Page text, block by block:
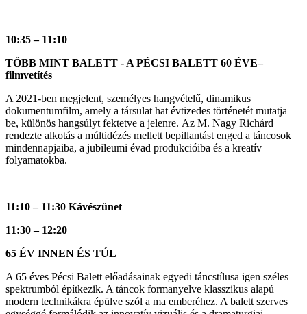
10:35 – 11:10
TÖBB MINT BALETT - A PÉCSI BALETT 60 ÉVE–
filmvetítés
A 2021-ben megjelent, személyes hangvételű, dinamikus
dokumentumfilm, amely a társulat hat évtizedes történetét mutatja
be, különös hangsúlyt fektetve a jelenre. Az M. Nagy Richárd
rendezte alkotás a múltidézés mellett bepillantást enged a táncosok
mindennapjaiba, a jubileumi évad produkcióiba és a kreatív
folyamatokba.
11:10 – 11:30 Kávészünet
11:30 – 12:20
65 ÉV INNEN ÉS TÚL
A 65 éves Pécsi Balett előadásainak egyedi táncstílusa igen széles
spektrumból építkezik. A táncok formanyelve klasszikus alapú
modern technikákra épülve szól a ma emberéhez. A balett szerves